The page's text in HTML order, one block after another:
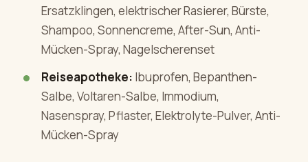
Ersatzklingen, elektrischer Rasierer, Bürste,
Shampoo, Sonnencreme, After-Sun, Anti-
Mücken-Spray, Nagelscherenset
Reiseapotheke: Ibuprofen, Bepanthen-
Salbe, Voltaren-Salbe, Immodium,
Nasenspray, Pflaster, Elektrolyte-Pulver, Anti-
Mücken-Spray